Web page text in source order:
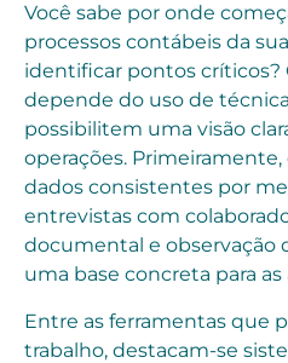
Você sabe por onde
processos contábeis da
identificar pontos críticos?
depende do uso de
possibilitem uma visão
operações.
dados consistentes por
entrevistas com
documental e observação
uma base concreta para as
Entre as ferramentas que
trabalho, destacam-se